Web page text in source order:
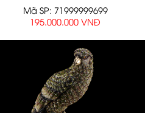
Mã SP: 71999999699
195.000.000 VNĐ